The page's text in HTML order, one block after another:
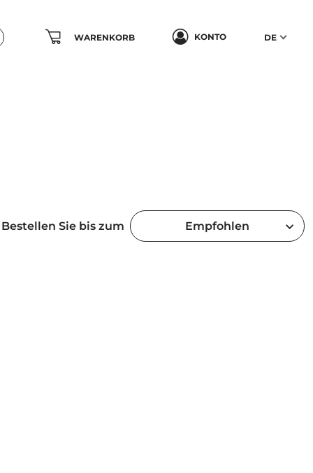
WARENKORB KONTO DE
Bestellen Sie bis zum Empfohlen